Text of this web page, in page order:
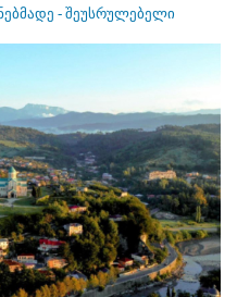
- შეუსრულებელი